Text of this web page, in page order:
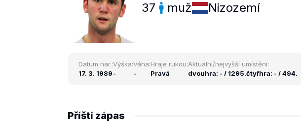
37 muž Nizozemí
Datum nar.:
17. 3. 1989
Výška:
-
Váha:
-
Hraje rukou:
Pravá
Aktuální/nejvyšší umístění:
dvouhra: - / 1295.čtyřhra: - / 494.
Příští zápas